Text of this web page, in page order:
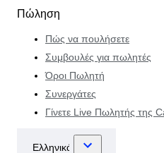
Πώληση
Πώς να πουλήσετε
Συμβουλές για πωλητές
Όροι Πωλητή
Συνεργάτες
Γίνετε Live Πωλητής της